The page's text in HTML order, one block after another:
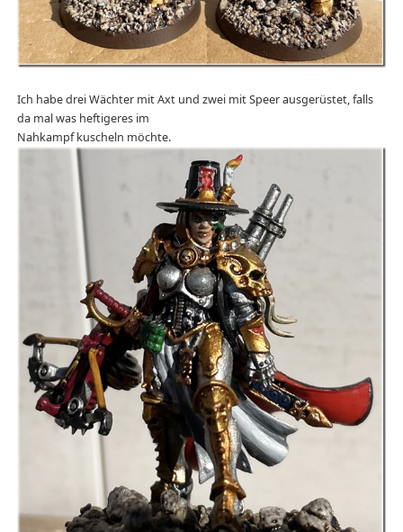
Ich habe drei Wächter mit Axt und zwei mit Speer ausgerüstet, falls
da mal was heftigeres im
Nahkampf kuscheln möchte.